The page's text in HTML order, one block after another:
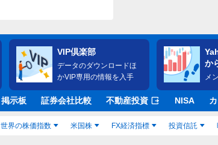
VIP倶楽部
データのダウンロードほ
かVIP専用の情報を入手
か
メ
掲示板 証券会社比較 不動産投資 NISA
世界の株価指数 米国株 FX経済指標 投資信託